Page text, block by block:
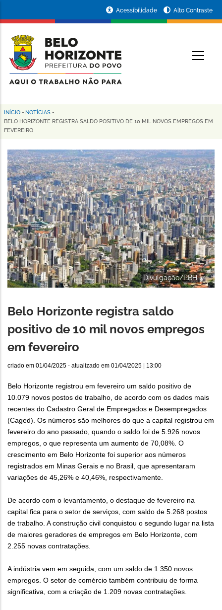
conteúdo
principal
da
Prefeitura
de
Horizonte
Acessibilidade Alto Contraste
Trilha
de
navegação
INÍCIO - NOTÍCIAS -
BELO HORIZONTE REGISTRA SALDO POSITIVO DE 10 MIL NOVOS EMPREGOS EM
FEVEREIRO
Divulgação/PBH
Belo Horizonte registra saldo
positivo de 10 mil novos empregos
em fevereiro
criado em 01/04/2025 - atualizado em 01/04/2025 | 13:00
Belo Horizonte registrou em fevereiro um saldo positivo de
10.079 novos postos de trabalho, de acordo com os dados mais
recentes do Cadastro Geral de Empregados e Desempregados
(Caged). Os números são melhores do que a capital registrou em
fevereiro do ano passado, quando o saldo foi de 5.926 novos
empregos, o que representa um aumento de 70,08%. O
crescimento em Belo Horizonte foi superior aos números
registrados em Minas Gerais e no Brasil, que apresentaram
variações de 45,26% e 40,46%, respectivamente.
De acordo com o levantamento, o destaque de fevereiro na
capital fica para o setor de serviços, com saldo de 5.268 postos
de trabalho. A construção civil conquistou o segundo lugar na lista
de maiores geradores de empregos em Belo Horizonte, com
2.255 novas contratações.
A indústria vem em seguida, com um saldo de 1.350 novos
empregos. O setor de comércio também contribuiu de forma
significativa, com a criação de 1.209 novas contratações.